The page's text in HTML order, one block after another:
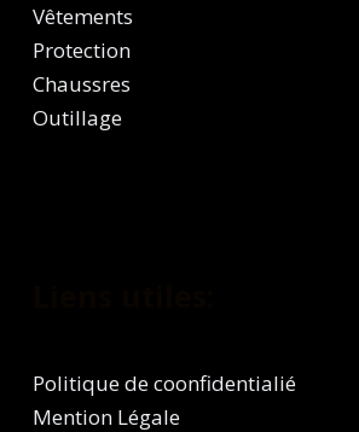
Vêtements
Protection
Chaussres
Outillage
Politique de coonfidentialié
Mention Légale